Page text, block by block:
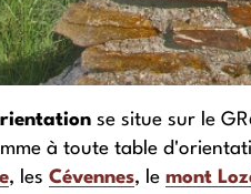
se situe sur le
à toute table
, les Cévennes, le mont